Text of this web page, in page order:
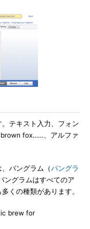
テキスト入力、フォン
fox……、アルファ
パングラム（パングラ
ングラムはすべてのア
くの種類があります。
brew for